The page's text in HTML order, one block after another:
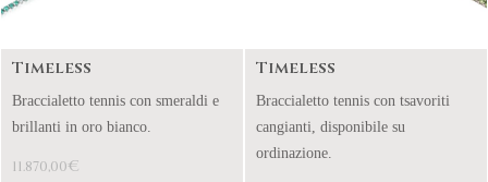
Timeless
Braccialetto tennis con smeraldi e
brillanti in oro bianco.
11.870,00€
Timeless
Braccialetto tennis con tsavoriti
cangianti, disponibile su
ordinazione.